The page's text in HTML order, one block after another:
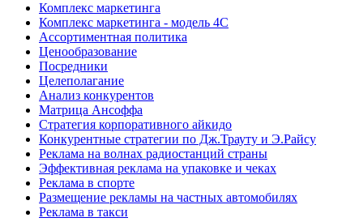
Комплекс маркетинга
Комплекс маркетинга - модель 4С
Ассортиментная политика
Ценообразование
Посредники
Целеполагание
Анализ конкурентов
Матрица Ансоффа
Стратегия корпоративного айкидо
Конкурентные стратегии по Дж.Трауту и Э.Райсу
Реклама на волнах радиостанций страны
Эффективная реклама на упаковке и чеках
Реклама в спорте
Размещение рекламы на частных автомобилях
Реклама в такси